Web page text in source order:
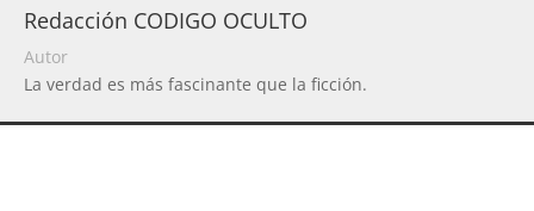
Redacción CODIGO OCULTO
Autor
La verdad es más fascinante que la ficción.